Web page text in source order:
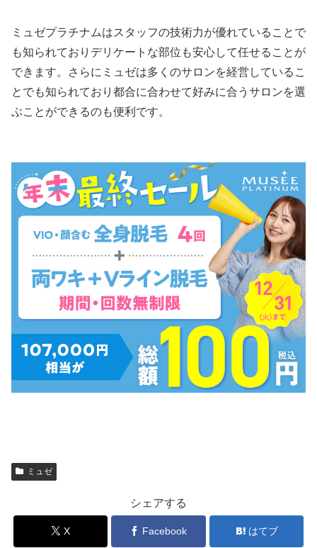
ミュゼプラチナムはスタッフの技術力が優れていることで
も知られておりデリケートな部位も安心して任せることが
できます。さらにミュゼは多くのサロンを経営しているこ
とでも知られており都合に合わせて好みに合うサロンを選
ぶことができるのも便利です。
ミュゼ
シェアする
X Facebook はてブ